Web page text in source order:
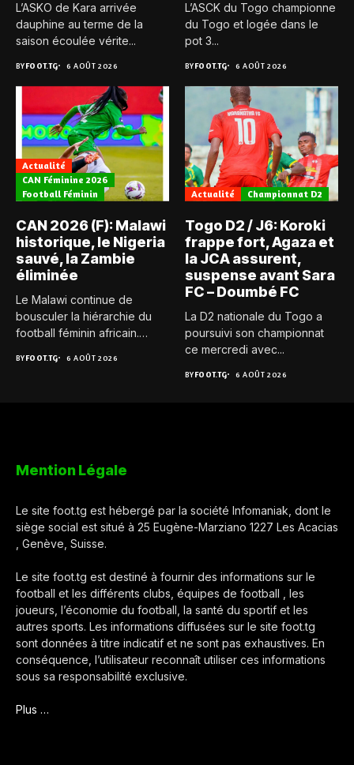
L’ASKO de Kara arrivée
dauphine au terme de la
saison écoulée vérite...
BYFOOT.TG 6 AOÛT 2026
L’ASCK du Togo championne
du Togo et logée dans le
pot 3...
BYFOOT.TG 6 AOÛT 2026
Actualité
CAN Féminine 2026
Football Féminin
CAN 2026 (F): Malawi
historique, le Nigeria
sauvé, la Zambie
éliminée
Le Malawi continue de
bousculer la hiérarchie du
football féminin africain.
BYFOOT.TG 6 AOÛT 2026
Actualité Championnat D2
Togo D2 / J6: Koroki
frappe fort, Agaza et
la JCA assurent,
suspense avant Sara
FC – Doumbé FC
La D2 nationale du Togo a
poursuivi son championnat
ce mercredi avec...
BYFOOT.TG 6 AOÛT 2026
Mention Légale
Le site foot.tg est hébergé par la société Infomaniak, dont le
siège social est situé à 25 Eugène-Marziano 1227 Les Acacias
, Genève, Suisse.
Le site foot.tg est destiné à fournir des informations sur le
football et les différents clubs, équipes de football , les
joueurs, l’économie du football, la santé du sportif et les
autres sports. Les informations diffusées sur le site foot.tg
sont données à titre indicatif et ne sont pas exhaustives. En
conséquence, l’utilisateur reconnaît utiliser ces informations
sous sa responsabilité exclusive.
Plus …